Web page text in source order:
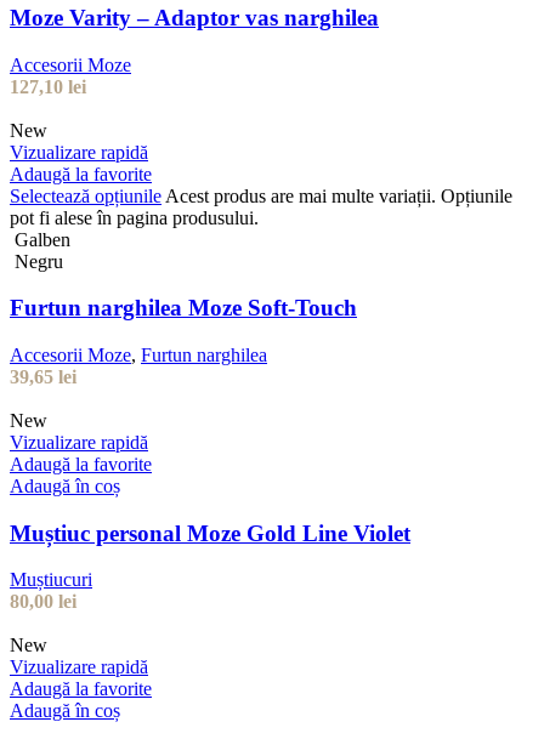
Moze Varity – Adaptor vas narghilea
Accesorii Moze
127,10 lei
New
Vizualizare rapidă
Adaugă la favorite
Selectează opțiunile Acest produs are mai multe variații. Opțiunile
pot fi alese în pagina produsului.
Galben
Negru
Furtun narghilea Moze Soft-Touch
Accesorii Moze, Furtun narghilea
39,65 lei
New
Vizualizare rapidă
Adaugă la favorite
Adaugă în coș
Muștiuc personal Moze Gold Line Violet
Muștiucuri
80,00 lei
New
Vizualizare rapidă
Adaugă la favorite
Adaugă în coș